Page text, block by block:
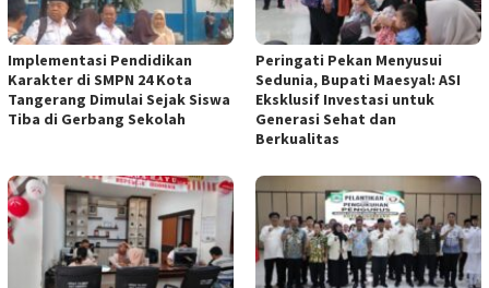
Implementasi Pendidikan
Karakter di SMPN 24 Kota
Tangerang Dimulai Sejak Siswa
Tiba di Gerbang Sekolah
Peringati Pekan Menyusui
Sedunia, Bupati Maesyal: ASI
Eksklusif Investasi untuk
Generasi Sehat dan
Berkualitas